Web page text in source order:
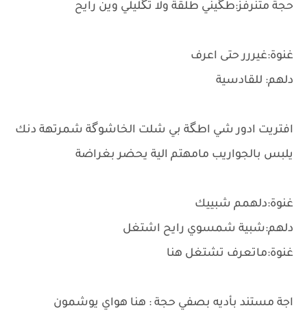
حجة متنرفز:طگيني طلقة ولا تگليلي وين رايح
غنوة:غيررر حتى اعرف
دلهم: للقادسية
افتريت ادور شي اطگة بي شلت الخاشوگة شمرتهة دنك
يلبس بالجواريب مامهتم الية يحضر بغراضة
غنوة:دلهمم شبييك
دلهم:شبية شمسوي رايح اشتغل
غنوة:ماتعرف تشتغل هنا
اجة مستند بأديه بصفي حجة : هنا هواي يوشمون